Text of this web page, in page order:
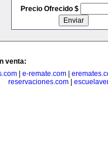
Precio Ofrecido $
venta:
| e-remate.com|
reservaciones.com|